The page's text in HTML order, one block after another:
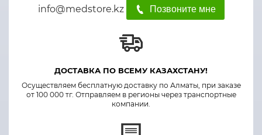
info@medstore.kz Позвоните мне
ДОСТАВКА ПО ВСЕМУ КАЗАХСТАНУ!
Осуществляем бесплатную доставку по Алматы, при заказе
от 100 000 тг. Отправляем в регионы через транспортные
компании.